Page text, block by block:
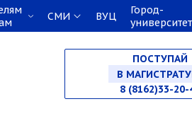
СМИ ВУЦ
Город-
университет
ПОСТУПАЙ
НА
В
8 (8162)33-20-